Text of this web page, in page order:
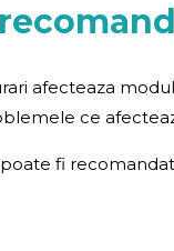
afecteaza
ce
fi